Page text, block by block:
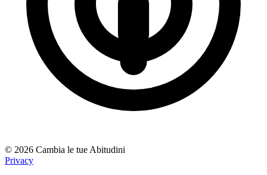
© 2026 Cambia le tue Abitudini
Privacy